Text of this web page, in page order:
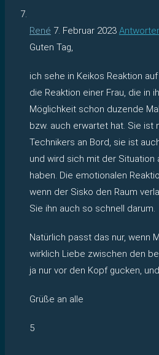
René 7. Februar 2023
Guten Tag,
ich sehe in Keikos Reaktion
die Reaktion einer Frau, die in
Möglichkeit schon duzende
bzw. auch erwartet hat. Sie ist
Technikers an Bord, sie ist
und wird sich mit der
haben. Die emotionalen
wenn der Sisko den Raum
Sie ihn auch so schnell darum.
Natürlich passt das nur, wenn
wirklich Liebe zwischen den
ja nur vor den Kopf gucken,
Grüße an alle
5